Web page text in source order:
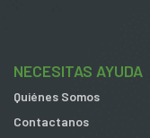
NECESITAS AYUDA
Quiénes Somos
Contactanos